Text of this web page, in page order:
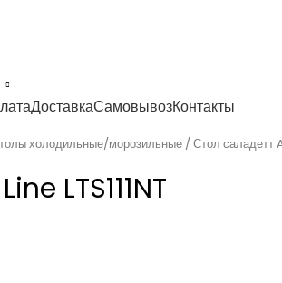
ДоставкаСамовывозКонтакты
холодильные/морозильные Стол саладетт
LTS111NT